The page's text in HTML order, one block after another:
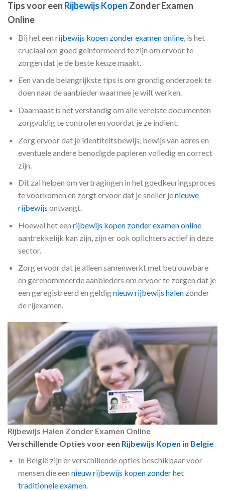
Tips voor een Rijbewijs Kopen Zonder Examen
Online
Bij het een rijbewijs kopen zonder examen online, is het
cruciaal om goed geïnformeerd te zijn om ervoor te
zorgen dat je de beste keuze maakt.
Een van de belangrijkste tips is om grondig onderzoek te
doen naar de aanbieder waarmee je wilt werken.
Daarnaast is het verstandig om alle vereiste documenten
zorgvuldig te controleren voordat je ze indient.
Zorg ervoor dat je identiteitsbewijs, bewijs van adres en
eventuele andere benodigde papieren volledig en correct
zijn.
Dit zal helpen om vertragingen in het goedkeuringsproces
te voorkomen en zorgt ervoor dat je sneller jenieuwe
rijbewijs ontvangt.
Hoewel het een rijbewijs kopen zonder examen online
aantrekkelijk kan zijn, zijn er ook oplichters actief in deze
sector.
Zorg ervoor dat je alleen samenwerkt met betrouwbare
en gerenommeerde aanbieders om ervoor te zorgen dat je
een geregistreerd en geldignieuw rijbewijs halenzonder
de rijexamen.
Rijbewijs Halen Zonder Examen Online
Verschillende Opties voor een Rijbewijs Kopen in Belgie
In België zijn er verschillende opties beschikbaar voor
mensen die een nieuw rijbewijs kopen zonder het
traditionele examen.